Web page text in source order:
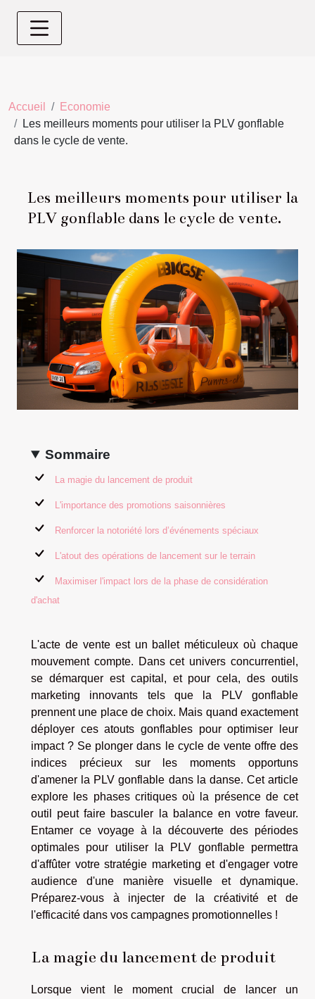
Accueil
Economie
Les meilleurs moments pour utiliser la PLV gonflable
dans le cycle de vente.
Les meilleurs moments pour utiliser la
PLV gonflable dans le cycle de vente.
Sommaire
La magie du lancement de produit
L'importance des promotions saisonnières
Renforcer la notoriété lors d’événements spéciaux
L'atout des opérations de lancement sur le terrain
Maximiser l'impact lors de la phase de considération
d'achat
L'acte de vente est un ballet méticuleux où chaque
mouvement compte. Dans cet univers concurrentiel,
se démarquer est capital, et pour cela, des outils
marketing innovants tels que la PLV gonflable
prennent une place de choix. Mais quand exactement
déployer ces atouts gonflables pour optimiser leur
impact ? Se plonger dans le cycle de vente offre des
indices précieux sur les moments opportuns
d'amener la PLV gonflable dans la danse. Cet article
explore les phases critiques où la présence de cet
outil peut faire basculer la balance en votre faveur.
Entamer ce voyage à la découverte des périodes
optimales pour utiliser la PLV gonflable permettra
d'affûter votre stratégie marketing et d'engager votre
audience d'une manière visuelle et dynamique.
Préparez-vous à injecter de la créativité et de
l'efficacité dans vos campagnes promotionnelles !
La magie du lancement de produit
Lorsque vient le moment crucial de lancer un